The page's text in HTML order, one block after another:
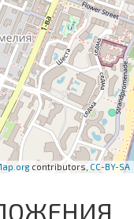
contributors, CC-BY-SA